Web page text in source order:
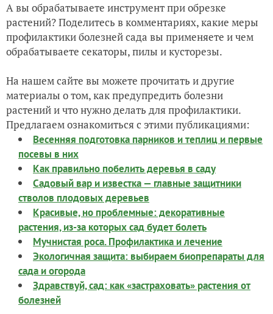
А вы обрабатываете инструмент при обрезке
растений? Поделитесь в комментариях, какие меры
профилактики болезней сада вы применяете и чем
обрабатываете секаторы, пилы и кусторезы.
На нашем сайте вы можете прочитать и другие
материалы о том, как предупредить болезни
растений и что нужно делать для профилактики.
Предлагаем ознакомиться с этими публикациями:
Весенняя подготовка парников и теплиц и первые
посевы в них
Как правильно побелить деревья в саду
Садовый вар и известка — главные защитники
стволов плодовых деревьев
Красивые, но проблемные: декоративные
растения, из-за которых сад будет болеть
Мучнистая роса. Профилактика и лечение
Экологичная защита: выбираем биопрепараты для
сада и огорода
Здравствуй, сад: как «застраховать» растения от
болезней